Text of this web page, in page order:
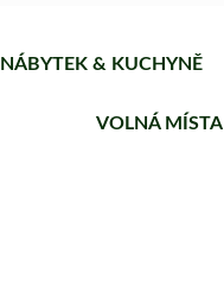
NÁBYTEK & KUCHYNĚ
VOLNÁ MÍSTA